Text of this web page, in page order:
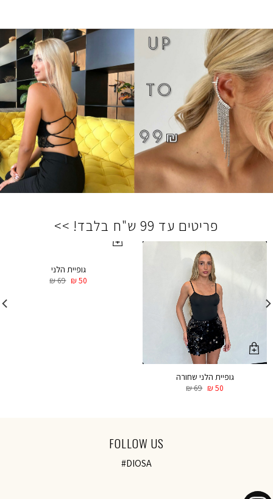
פריטים עד 99 ש"ח בלבד! >>
גופיית הלני שחורה
₪69 ₪50
גופיית הלני
₪69 ₪50
FOLLOW US
#DIOSA